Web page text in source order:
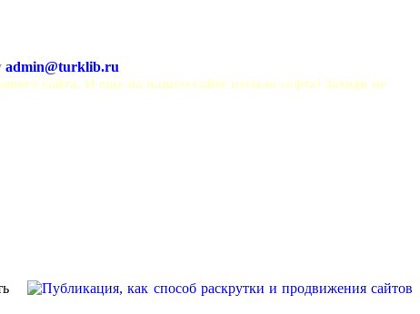
admin@turklib.ru
сайта. И еще на нашем сайте немало софта! Заходи не